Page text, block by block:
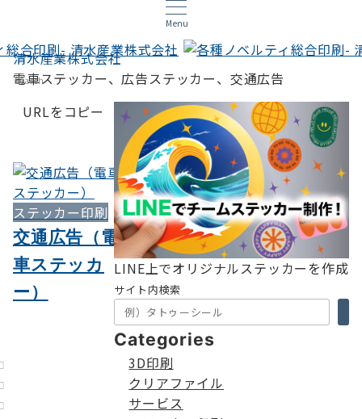
Menu
Search
清水産業株式会社
電車ステッカー、広告ステッカー、交通広告
URLをコピー
ステッカー印刷
交通広告（電
車ステッカ
ー）
LINE上でオリジナルステッカーを作成
サイト内検索
Categories
3D印刷
クリアファイル
サービス